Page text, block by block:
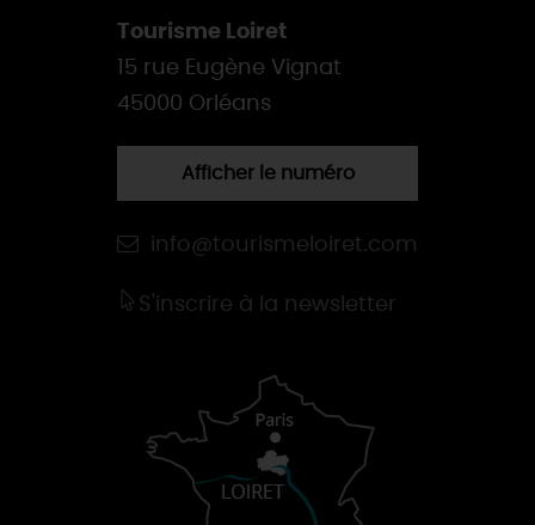
Tourisme Loiret
15 rue Eugène Vignat
45000 Orléans
Afficher le numéro
info@tourismeloiret.com
S'inscrire à la newsletter